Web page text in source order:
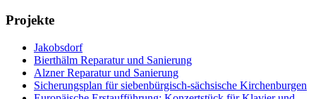
Projekte
Jakobsdorf
Bierthälm Reparatur und Sanierung
Alzner Reparatur und Sanierung
Sicherungsplan für siebenbürgisch-sächsische Kirchenburgen